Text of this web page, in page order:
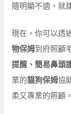
隨明顯不適，就
現在，你可以透
物保姆到府照顧
提醒、簡易鼻頭
業的貓狗保姆協
柔又專業的照顧。